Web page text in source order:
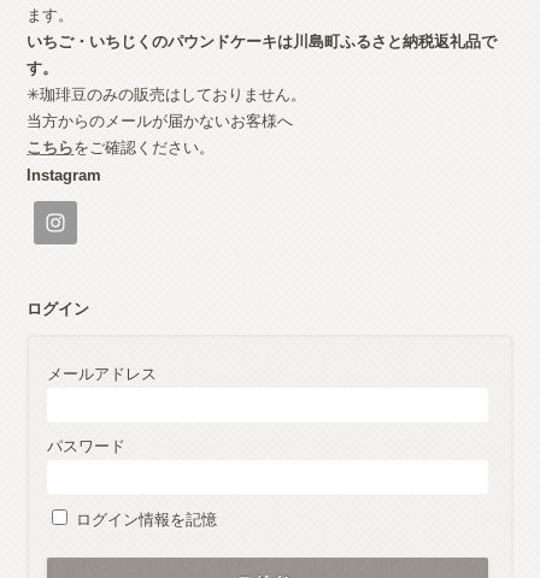
ます。
いちご・いちじくのパウンドケーキは川島町ふるさと納税返礼品で
す。
✳︎珈琲豆のみの販売はしておりません。
当方からのメールが届かないお客様へ
こちらをご確認ください。
Instagram
ログイン
メールアドレス
パスワード
ログイン情報を記憶